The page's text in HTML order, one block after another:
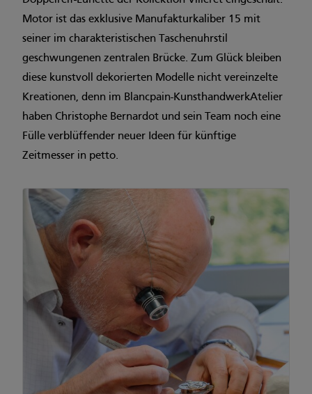
Motor ist das exklusive Manufakturkaliber 15 mit
seiner im charakteristischen Taschenuhrstil
geschwungenen zentralen Brücke. Zum Glück bleiben
diese kunstvoll dekorierten Modelle nicht vereinzelte
Kreationen, denn im Blancpain-KunsthandwerkAtelier
haben Christophe Bernardot und sein Team noch eine
Fülle verblüffender neuer Ideen für künftige
Zeitmesser in petto.